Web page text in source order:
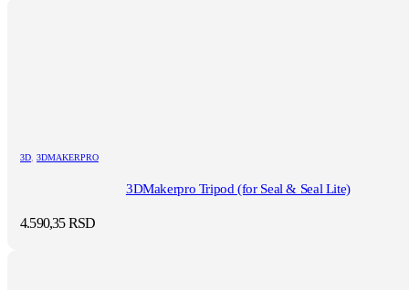
3D 3DMAKERPRO
3DMakerpro Tripod (for Seal & Seal Lite)
4.590,35RSD